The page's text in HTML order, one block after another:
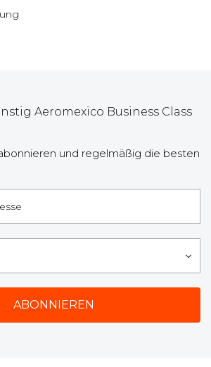
Aeromexico Business Class
und regelmäßig die besten